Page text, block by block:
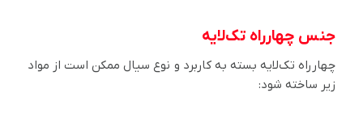
جنس چهارراه تک‌لایه
چهارراه تک‌لایه بسته به کاربرد و نوع سیال ممکن است از مواد
زیر ساخته شود: